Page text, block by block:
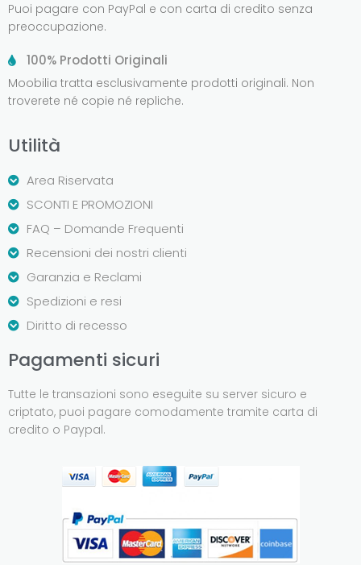
Puoi pagare con PayPal e con carta di credito senza
preoccupazione.
100% Prodotti Originali
Moobilia tratta esclusivamente prodotti originali. Non
troverete né copie né repliche.
Utilità
Area Riservata
SCONTI E PROMOZIONI
FAQ – Domande Frequenti
Recensioni dei nostri clienti
Garanzia e Reclami
Spedizioni e resi
Diritto di recesso
Pagamenti sicuri
Tutte le transazioni sono eseguite su server sicuro e
criptato, puoi pagare comodamente tramite carta di
credito o Paypal.